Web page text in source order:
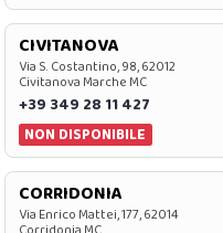
CIVITANOVA
Via S. Costantino, 98, 62012
Civitanova Marche MC
+39 349 28 11 427
NON DISPONIBILE
CORRIDONIA
Via Enrico Mattei, 177, 62014